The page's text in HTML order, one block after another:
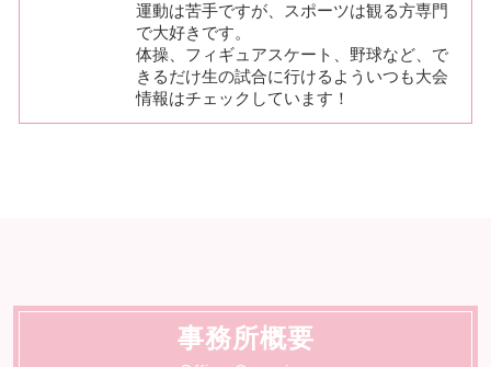
運動は苦手ですが、スポーツは観る方専門
で大好きです。
体操、フィギュアスケート、野球など、で
きるだけ生の試合に行けるよういつも大会
情報はチェックしています！
事務所概要